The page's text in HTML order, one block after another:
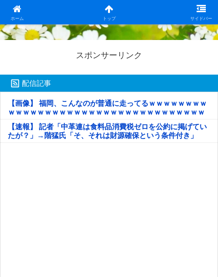
ホーム トップ サイドバー
日本第一！ニュース録
スポンサーリンク
配信記事
【画像】 福岡、こんなのが普通に走ってるｗｗｗｗｗｗｗｗ
ｗｗｗｗｗｗｗｗｗｗｗｗｗｗｗｗｗｗｗｗｗｗｗｗｗｗｗ
ｗｗｗｗｗ
【速報】 記者「中革連は食料品消費税ゼロを公約に掲げてい
たが？」→階猛氏「そ、それは財源確保という条件付き」